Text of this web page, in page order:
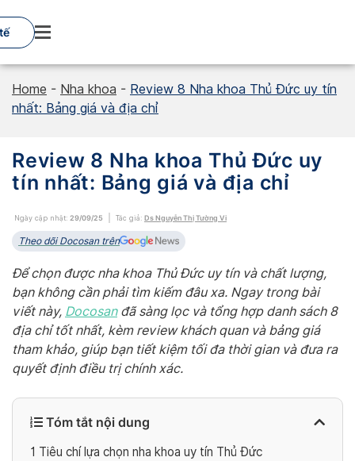
to
content
Home - Nha khoa - Review 8 Nha khoa Thủ Đức uy tín
nhất: Bảng giá và địa chỉ
Review 8 Nha khoa Thủ Đức uy
tín nhất: Bảng giá và địa chỉ
Ngày cập nhật: 29/09/25 Tác giả: Ds Nguyễn Thị Tường Vi
Theo dõi Docosan trên
Để chọn được nha khoa Thủ Đức uy tín và chất lượng,
bạn không cần phải tìm kiếm đâu xa. Ngay trong bài
viết này, Docosanđã sàng lọc và tổng hợp danh sách 8
địa chỉ tốt nhất, kèm review khách quan và bảng giá
tham khảo, giúp bạn tiết kiệm tối đa thời gian và đưa ra
quyết định điều trị chính xác.
Tóm tắt nội dung
1 Tiêu chí lựa chọn nha khoa uy tín Thủ Đức